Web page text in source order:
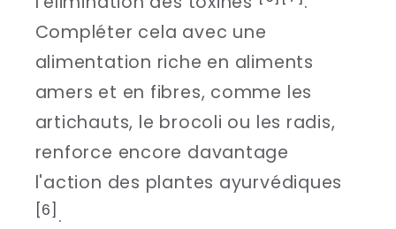
Compléter cela avec une
alimentation riche en aliments
amers et en fibres, comme les
artichauts, le brocoli ou les radis,
renforce encore davantage
l'action des plantes ayurvédiques
[6] .